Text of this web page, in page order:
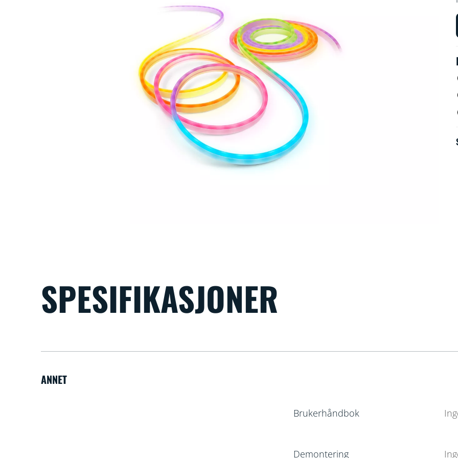
SPESIFIKASJONER
ANNET
Brukerhåndbok
Demontering